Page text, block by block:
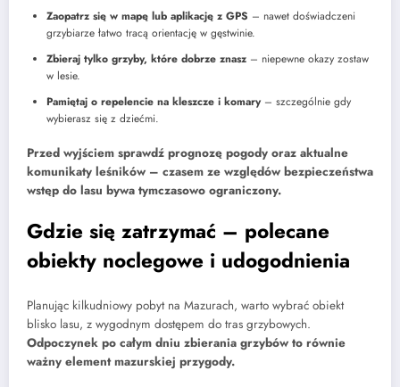
Zaopatrz się w mapę lub aplikację z GPS – nawet doświadczeni
grzybiarze łatwo tracą orientację w gęstwinie.
Zbieraj tylko grzyby, które dobrze znasz – niepewne okazy zostaw
w lesie.
Pamiętaj o repelencie na kleszcze i komary– szczególnie gdy
wybierasz się z dziećmi.
Przed wyjściem sprawdź prognozę pogody oraz aktualne
komunikaty leśników – czasem ze względów bezpieczeństwa
wstęp do lasu bywa tymczasowo ograniczony.
Gdzie się zatrzymać – polecane
obiekty noclegowe i udogodnienia
Planując kilkudniowy pobyt na Mazurach, warto wybrać obiekt
blisko lasu, z wygodnym dostępem do tras grzybowych.
Odpoczynek po całym dniu zbierania grzybów to równie
ważny element mazurskiej przygody.